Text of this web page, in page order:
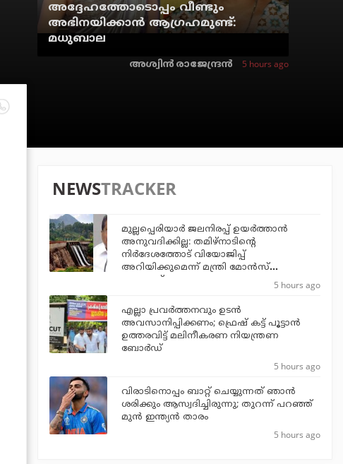
അദ്ദേഹത്തോടൊപ്പം വീണ്ടും
അഭിനയിക്കാന്‍ ആഗ്രഹമുണ്ട്:
മധുബാല
അശ്വിന്‍ രാജേന്ദ്രന്‍ 5 hours ago
NEWSTRACKER
മുല്ലപ്പെരിയാര്‍ ജലനിരപ്പ് ഉയര്‍ത്താന്‍
അനുവദിക്കില്ല: തമിഴ്‌നാടിന്റെ
നിര്‍ദേശത്തോട് വിയോജിപ്പ്
അറിയിക്കുമെന്ന് മന്ത്രി മോന്‍സ്
ജോസഫ്
5 hours ago
എല്ലാ പ്രവര്‍ത്തനവും ഉടന്‍
അവസാനിപ്പിക്കണം; ഫ്രെഷ് കട്ട് പൂട്ടാന്‍
ഉത്തരവിട്ട് മലിനീകരണ നിയന്ത്രണ
ബോര്‍ഡ്
5 hours ago
വിരാടിനൊപ്പം ബാറ്റ് ചെയ്യുന്നത് ഞാന്‍
ശരിക്കും ആസ്വദിച്ചിരുന്നു; തുറന്ന് പറഞ്ഞ്
മുന്‍ ഇന്ത്യന്‍ താരം
5 hours ago